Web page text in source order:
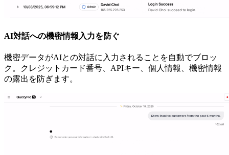
AI対話への機密情報入力を防ぐ
機密データがAIとの対話に入力されることを自動でブロッ
ク。クレジットカード番号、APIキー、個人情報、機密情報
の露出を防ぎます。